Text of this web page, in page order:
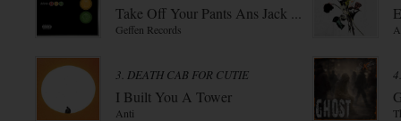
Take Off Your Pants Ans Jack ...
Geffen Records
3. DEATH CAB FOR CUTIE
I Built You A Tower
Anti